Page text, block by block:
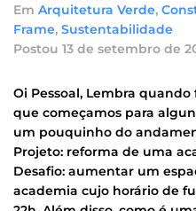
Em Arquitetura Verde,
Frame, Sustentabilidade
Postou 13 de setembro de
Oi Pessoal, Lembra
que começamos para
um pouquinho do
Projeto: reforma de uma
Desafio: aumentar um
academia cujo horário de